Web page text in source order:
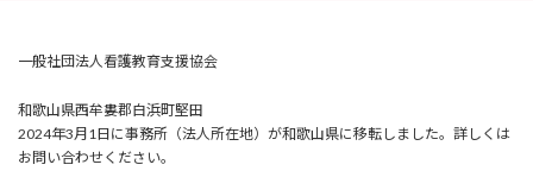
一般社団法人看護教育支援協会
和歌山県西牟婁郡白浜町堅田
2024年3月1日に事務所（法人所在地）が和歌山県に移転しました。詳しくは
お問い合わせください。